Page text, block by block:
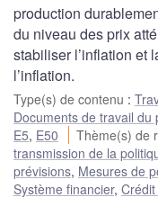
production
du niveau des prix
stabiliser l’inflation et
l’inflation.
Type(s) de contenu :
Documents de travail du
E5, E50 Thème(s) de
transmission de la
prévisions, Mesures de
Système financier,